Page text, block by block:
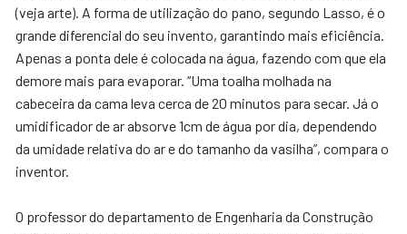
(veja arte). A forma de utilização do pano, segundo Lasso, é o
grande diferencial do seu invento, garantindo mais eficiência.
Apenas a ponta dele é colocada na água, fazendo com que ela
demore mais para evaporar. “Uma toalha molhada na
cabeceira da cama leva cerca de 20 minutos para secar. Já o
umidificador de ar absorve 1cm de água por dia, dependendo
da umidade relativa do ar e do tamanho da vasilha”, compara o
inventor.
O professor do departamento de Engenharia da Construção